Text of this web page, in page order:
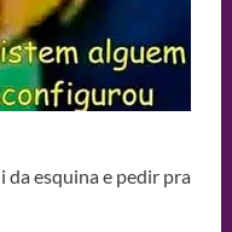
da esquina e pedir pra